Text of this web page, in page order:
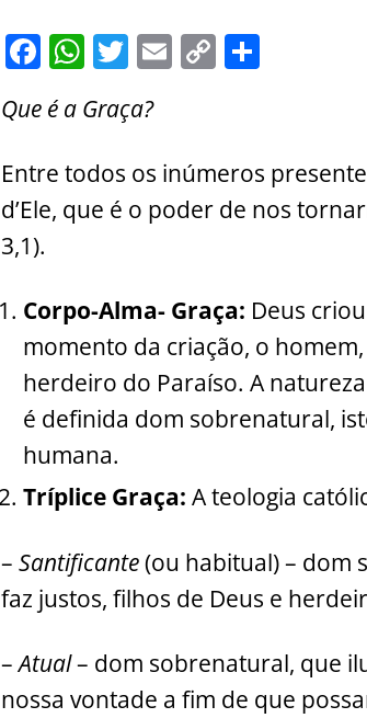
F
c
e
b
o
o
k
W
at
s
A
p
T
itt
er
E
l
C
y
Li
n
e
Que é a Graça?
Entre todos os inúmeros
d’Ele, que é o poder de nos
3,1).
Corpo-Alma- Graça: Deus
momento da criação, o
herdeiro do Paraíso. A
é definida dom sobrenatural,
humana.
Tríplice Graça: A teologia
– Santificante(ou habitual) – dom
faz justos, filhos de Deus e
–Atual– dom sobrenatural, que
nossa vontade a fim de que